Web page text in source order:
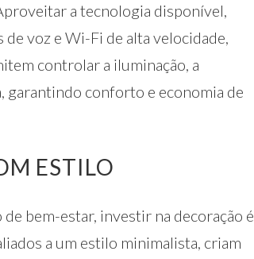
a tecnologia disponível,
de voz e Wi-Fi de alta velocidade,
controlar a iluminação, a
conforto e economia de
ESTILO
bem-estar, investir na decoração é
a um estilo minimalista, criam